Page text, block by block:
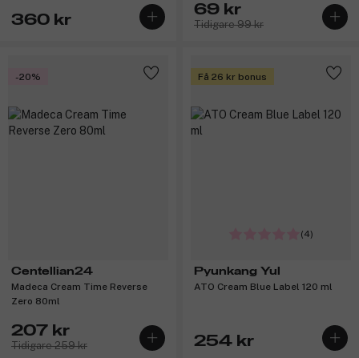
360 kr
69 kr
Tidigare 99 kr
-20%
Centellian24
Madeca Cream Time Reverse
Zero 80ml
207 kr
Tidigare 259 kr
Få 26 kr bonus
(4)
Pyunkang Yul
ATO Cream Blue Label 120 ml
254 kr